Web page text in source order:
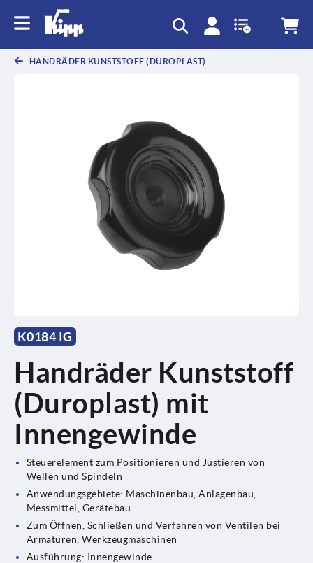
HANDRÄDER KUNSTSTOFF (DUROPLAST)
K0184 IG
Handräder Kunststoff
(Duroplast) mit
Innengewinde
Steuerelement zum Positionieren und Justieren von
Wellen und Spindeln
Anwendungsgebiete: Maschinenbau, Anlagenbau,
Messmittel, Gerätebau
Zum Öffnen, Schließen und Verfahren von Ventilen bei
Armaturen, Werkzeugmaschinen
Ausführung: Innengewinde